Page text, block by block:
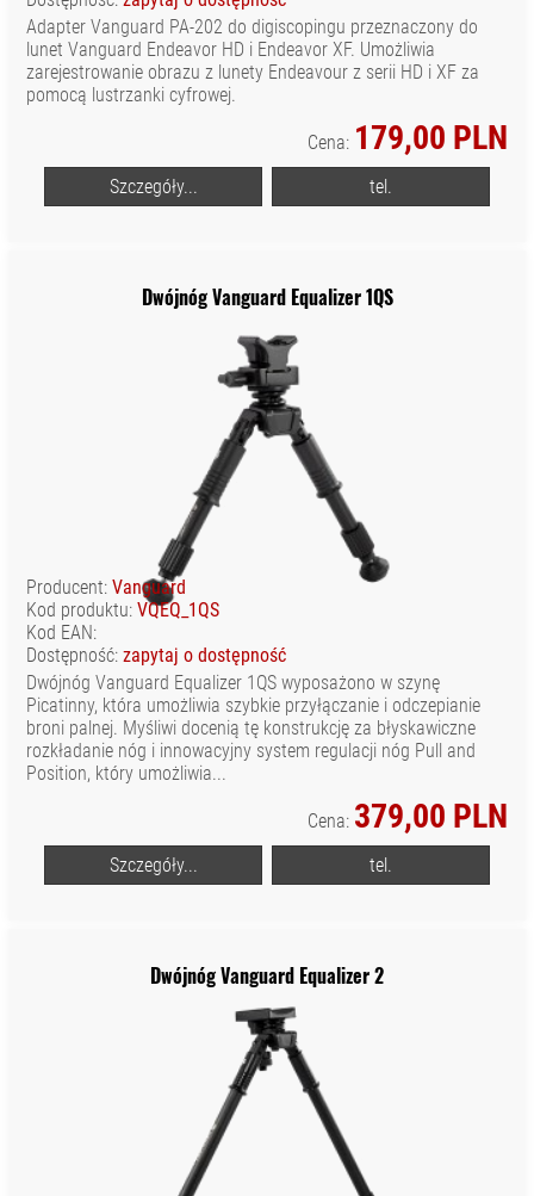
Adapter Vanguard PA-202 do digiscopingu przeznaczony do
lunet Vanguard Endeavor HD i Endeavor XF. Umożliwia
zarejestrowanie obrazu z lunety Endeavour z serii HD i XF za
pomocą lustrzanki cyfrowej.
Cena: 179,00 PLN
Szczegóły... tel.
Dwójnóg Vanguard Equalizer 1QS
Producent: Vanguard
Kod produktu: VQEQ_1QS
Kod EAN:
Dostępność: zapytaj o dostępność
Dwójnóg Vanguard Equalizer 1QS wyposażono w szynę
Picatinny, która umożliwia szybkie przyłączanie i odczepianie
broni palnej. Myśliwi docenią tę konstrukcję za błyskawiczne
rozkładanie nóg i innowacyjny system regulacji nóg Pull and
Position, który umożliwia...
Cena: 379,00 PLN
Szczegóły... tel.
Dwójnóg Vanguard Equalizer 2
ODZIEŻ
FOTOGRAFA I
FILMOWCA
OSŁONY
OBSERWACYJNY
STABILIZATORY,
STATYWY
NARAMIENNE, RIGI
STATYWY I
AKCESORIA
TORBY, PLECAKI,
POKROWCE
ZASILANIE
CZĘŚCI
ZAMIENNE/
SERWISOWE